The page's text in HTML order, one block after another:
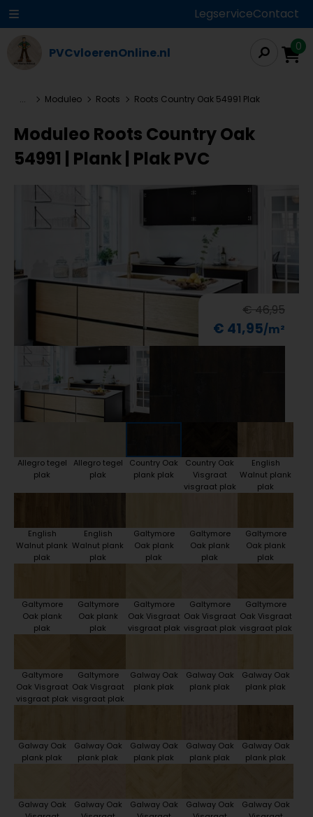
LegserviceContact
PVCvloerenOnline.nl 0
... Moduleo Roots Roots Country Oak 54991 Plak
Moduleo Roots Country Oak
54991 | Plank | Plak PVC
€ 46,95
€ 41,95
Allegro tegel
plak
Allegro tegel
plak
Country Oak
plank plak
Country Oak
Visgraat
visgraat plak
English
Walnut plank
plak
English
Walnut plank
plak
English
Walnut plank
plak
Galtymore
Oak plank
plak
Galtymore
Oak plank
plak
Galtymore
Oak plank
plak
Galtymore
Oak plank
plak
Galtymore
Oak plank
plak
Galtymore
Oak Visgraat
visgraat plak
Galtymore
Oak Visgraat
visgraat plak
Galtymore
Oak Visgraat
visgraat plak
Galtymore
Oak Visgraat
visgraat plak
Galtymore
Oak Visgraat
visgraat plak
Galway Oak
plank plak
Galway Oak
plank plak
Galway Oak
plank plak
Galway Oak
plank plak
Galway Oak
plank plak
Galway Oak
plank plak
Galway Oak
plank plak
Galway Oak
plank plak
Galway Oak
Galway Oak
Galway Oak
Galway Oak
Galway Oak